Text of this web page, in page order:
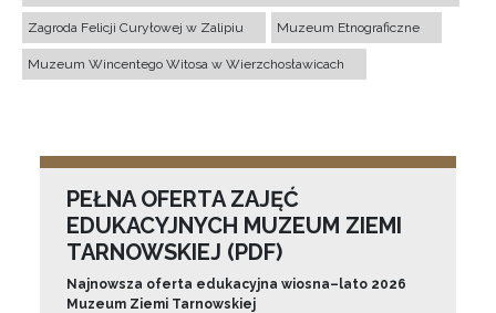
Zagroda Felicji Curyłowej w Zalipiu Muzeum Etnograficzne
Muzeum Wincentego Witosa w Wierzchosławicach
PEŁNA OFERTA ZAJĘĆ
EDUKACYJNYCH MUZEUM ZIEMI
TARNOWSKIEJ (PDF)
Najnowsza oferta edukacyjna wiosna–lato 2026
Muzeum Ziemi Tarnowskiej